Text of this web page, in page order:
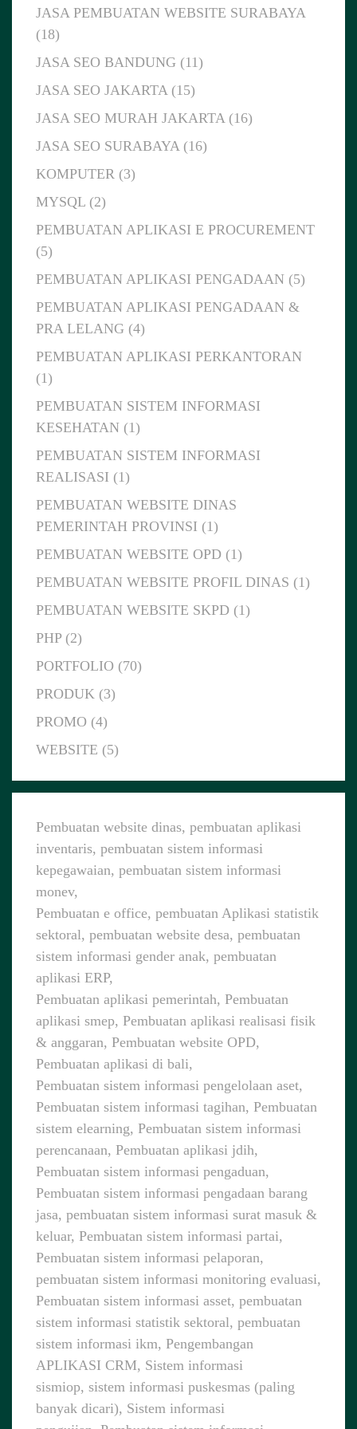
JASA PEMBUATAN WEBSITE SURABAYA
(18)
JASA SEO BANDUNG (11)
JASA SEO JAKARTA (15)
JASA SEO MURAH JAKARTA (16)
JASA SEO SURABAYA (16)
KOMPUTER (3)
MYSQL (2)
PEMBUATAN APLIKASI E PROCUREMENT
(5)
PEMBUATAN APLIKASI PENGADAAN (5)
PEMBUATAN APLIKASI PENGADAAN &
PRA LELANG (4)
PEMBUATAN APLIKASI PERKANTORAN
(1)
PEMBUATAN SISTEM INFORMASI
KESEHATAN (1)
PEMBUATAN SISTEM INFORMASI
REALISASI (1)
PEMBUATAN WEBSITE DINAS
PEMERINTAH PROVINSI (1)
PEMBUATAN WEBSITE OPD (1)
PEMBUATAN WEBSITE PROFIL DINAS (1)
PEMBUATAN WEBSITE SKPD (1)
PHP (2)
PORTFOLIO (70)
PRODUK (3)
PROMO (4)
WEBSITE (5)
Pembuatan website dinas, pembuatan aplikasi
inventaris, pembuatan sistem informasi
kepegawaian, pembuatan sistem informasi
monev,
Pembuatan e office, pembuatan Aplikasi statistik
sektoral, pembuatan website desa, pembuatan
sistem informasi gender anak, pembuatan
aplikasi ERP,
Pembuatan aplikasi pemerintah, Pembuatan
aplikasi smep, Pembuatan aplikasi realisasi fisik
& anggaran, Pembuatan website OPD,
Pembuatan aplikasi di bali,
Pembuatan sistem informasi pengelolaan aset,
Pembuatan sistem informasi tagihan, Pembuatan
sistem elearning, Pembuatan sistem informasi
perencanaan, Pembuatan aplikasi jdih,
Pembuatan sistem informasi pengaduan,
Pembuatan sistem informasi pengadaan barang
jasa, pembuatan sistem informasi surat masuk &
keluar, Pembuatan sistem informasi partai,
Pembuatan sistem informasi pelaporan,
pembuatan sistem informasi monitoring evaluasi,
Pembuatan sistem informasi asset, pembuatan
sistem informasi statistik sektoral, pembuatan
sistem informasi ikm, Pengembangan
APLIKASI CRM, Sistem informasi
sismiop, sistem informasi puskesmas (paling
banyak dicari), Sistem informasi